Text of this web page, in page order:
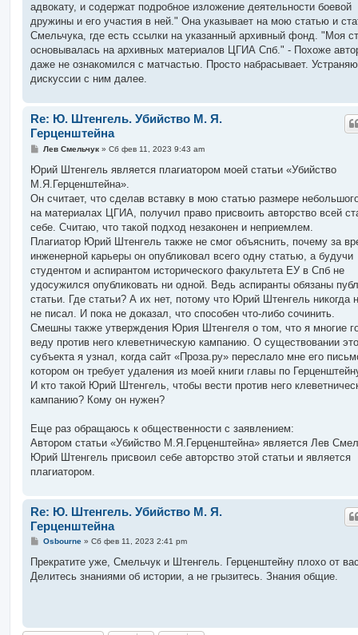
адвокату, и содержат подробное изложение деятельности боевой
дружины и его участия в ней." Она указывает на мою статью и
Смельчука, где есть ссылки на указанный архивный фонд. "Моя
основывалась на архивных материалов ЦГИА Спб." - Похоже
даже не ознакомился с матчастью. Просто набрасывает.
дискуссии с ним далее.
Re: Ю. Штенгель. Убийство М. Я.
Герценштейна
С
о
б
щ
е
и
е
Лев Смельчук» Сб фев 11, 2023 9:43 am
Юрий Штенгель является плагиатором моей статьи «Убийство
М.Я.Герценштейна».
Он считает, что сделав вставку в мою статью размере
на материалах ЦГИА, получил право присвоить авторство всей
себе. Считаю, что такой подход незаконен и неприемлем.
Плагиатор Юрий Штенгель также не смог объяснить, почему за
инженерной карьеры он опубликовал всего одну статью, а будучи
студентом и аспирантом исторического факультета ЕУ в Спб не
удосужился опубликовать ни одной. Ведь аспиранты обязаны
статьи. Где статьи? А их нет, потому что Юрий Штенгель никогда
не писал. И пока не доказал, что способен что-либо сочинить.
Смешны также утверждения Юрия Штенгеля о том, что я многие
веду против него клеветническую кампанию. О существовании
субъекта я узнал, когда сайт «Проза.ру» переслало мне его
котором он требует удаления из моей книги главы по
И кто такой Юрий Штенгель, чтобы вести против него
кампанию? Кому он нужен?
Еще раз обращаюсь к общественности с заявлением:
Автором статьи «Убийство М.Я.Герценштейна» является Лев
Юрий Штенгель присвоил себе авторство этой статьи и является
плагиатором.
Re: Ю. Штенгель. Убийство М. Я.
Герценштейна
С
о
щ
Osbourne» Сб фев 11, 2023 2:41 pm
Прекратите уже, Смельчук и Штенгель. Герценштейну плохо от
Делитесь знаниями об истории, а не грызитесь. Знания общие.